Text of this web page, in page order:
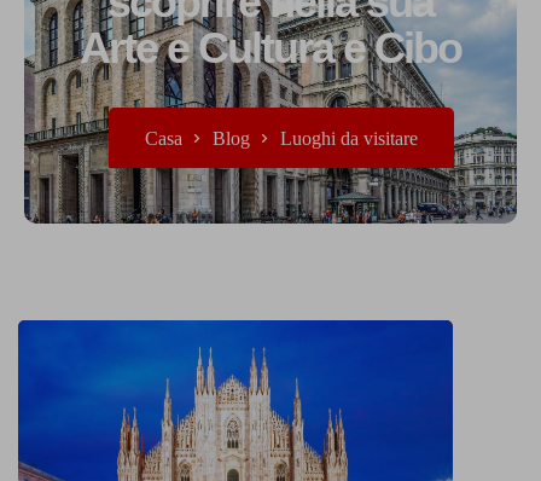
Arte e Cultura e Cibo
Casa Blog Luoghi da visitare